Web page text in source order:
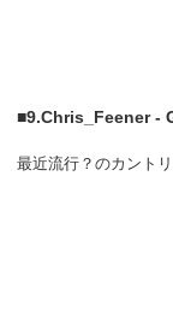
■9.Chris_Feener -
最近流行？のカント